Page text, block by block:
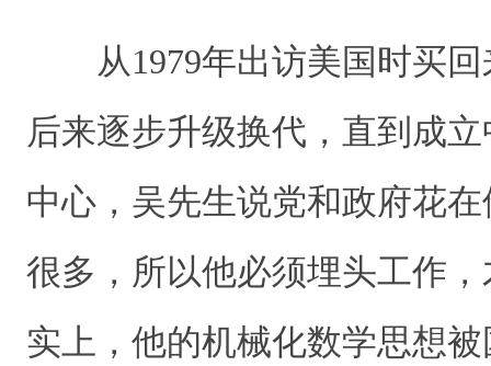
从1979年出访美国时买回
后来逐步升级换代，直到成
中心，吴先生说党和政府花
很多，所以他必须埋头工作
实上，他的机械化数学思想